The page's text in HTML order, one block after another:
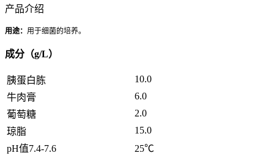
产品介绍
用途： 用于细菌的培养。
成分（g/L）
胰蛋白胨
10.0
牛肉膏
6.0
葡萄糖
2.0
琼脂
15.0
pH值7.4-7.6
25℃